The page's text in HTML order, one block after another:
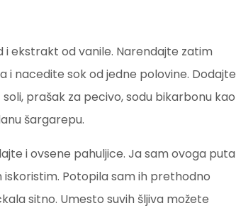
i ekstrakt od vanile. Narendajte zatim
nacedite sok od jedne polovine. Dodajte
prašak za pecivo, sodu bikarbonu kao
šargarepu.
i ovsene pahuljice. Ja sam ovoga puta
iskoristim. Potopila sam ih prethodno
sitno. Umesto suvih šljiva možete